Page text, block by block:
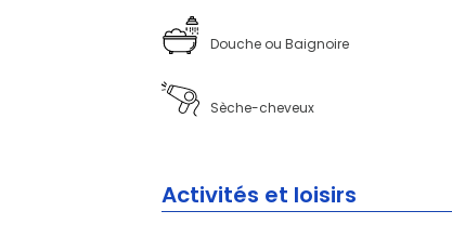
Douche ou Baignoire
Sèche-cheveux
Activités et loisirs